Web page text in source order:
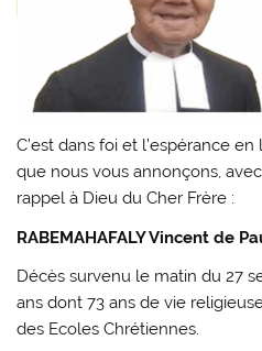
C’est dans foi et l’espérance
que nous vous annonçons,
rappel à Dieu du Cher Frère :
RABEMAHAFALY Vincent de
Décès survenu le matin du 27
ans dont 73 ans de vie
des Ecoles Chrétiennes.